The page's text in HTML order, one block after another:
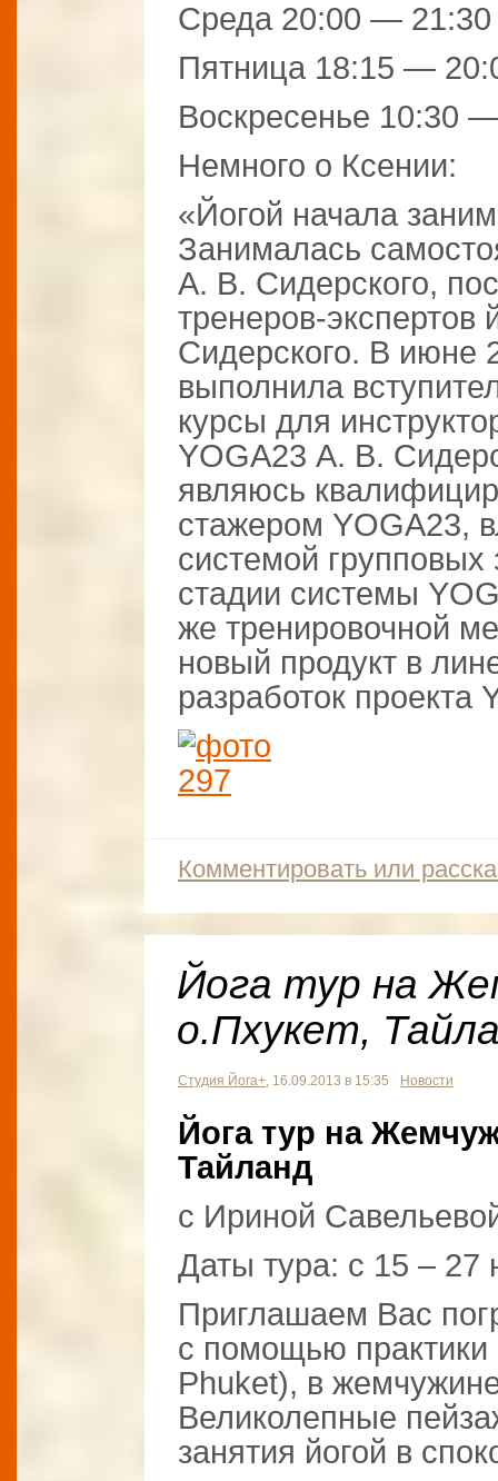
Среда 20:00 — 21:30
Пятница 18:15 —
Воскресенье 10:30
Немного о Ксении:
«Йогой начала
Занималась
А. В. Сидерского,
тренеров-экспертов
Сидерского. В июне
выполнила
курсы для
YOGA23 А. В.
являюсь
стажером YOGA23,
системой групповых
стадии системы
же тренировочной
новый продукт в
разработок проекта
Комментировать или
Йога тур на
о.Пхукет,
Студия Йога+, 16.09.2013 в 15:35 Новости
Йога тур на
Тайланд
с Ириной
Даты тура: с 15 – 27
Приглашаем Вас
с помощью практики
Phuket), в
Великолепные
занятия йогой в